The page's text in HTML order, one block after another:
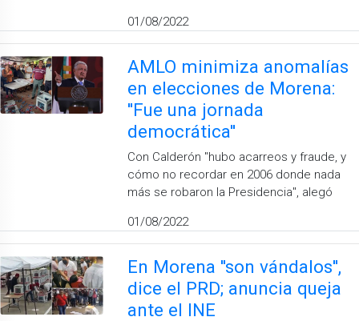
01/08/2022
AMLO minimiza anomalías
en elecciones de Morena:
''Fue una jornada
democrática''
Con Calderón ''hubo acarreos y fraude, y
cómo no recordar en 2006 donde nada
más se robaron la Presidencia", alegó
01/08/2022
En Morena ''son vándalos'',
dice el PRD; anuncia queja
ante el INE